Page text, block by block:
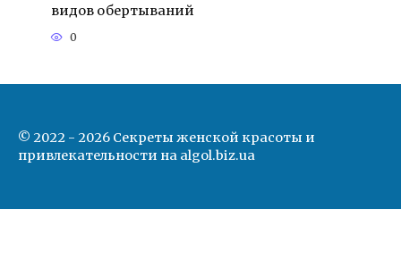
видов обертываний
0
© 2022 - 2026 Секреты женской красоты и
привлекательности на algol.biz.ua